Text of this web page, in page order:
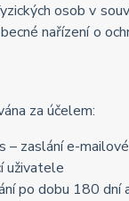
osob v
nařízení o
za účelem:
– zaslání e-
uživatele
po dobu 180 dní